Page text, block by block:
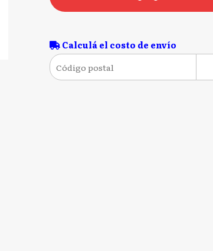
Calculá el costo de envío